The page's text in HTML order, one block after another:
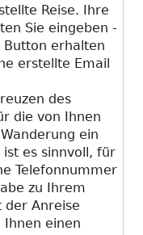
Reise. Ihre
Sie eingeben -
Button erhalten
erstellte Email
des
die von Ihnen
ein
ist es sinnvoll, für
Telefonnummer
zu Ihrem
der Anreise
Ihnen einen